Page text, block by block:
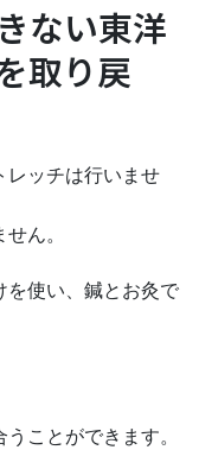
ない東洋
取り戻
レッチは行いませ
ん。
を使い、鍼とお灸で
うことができます。